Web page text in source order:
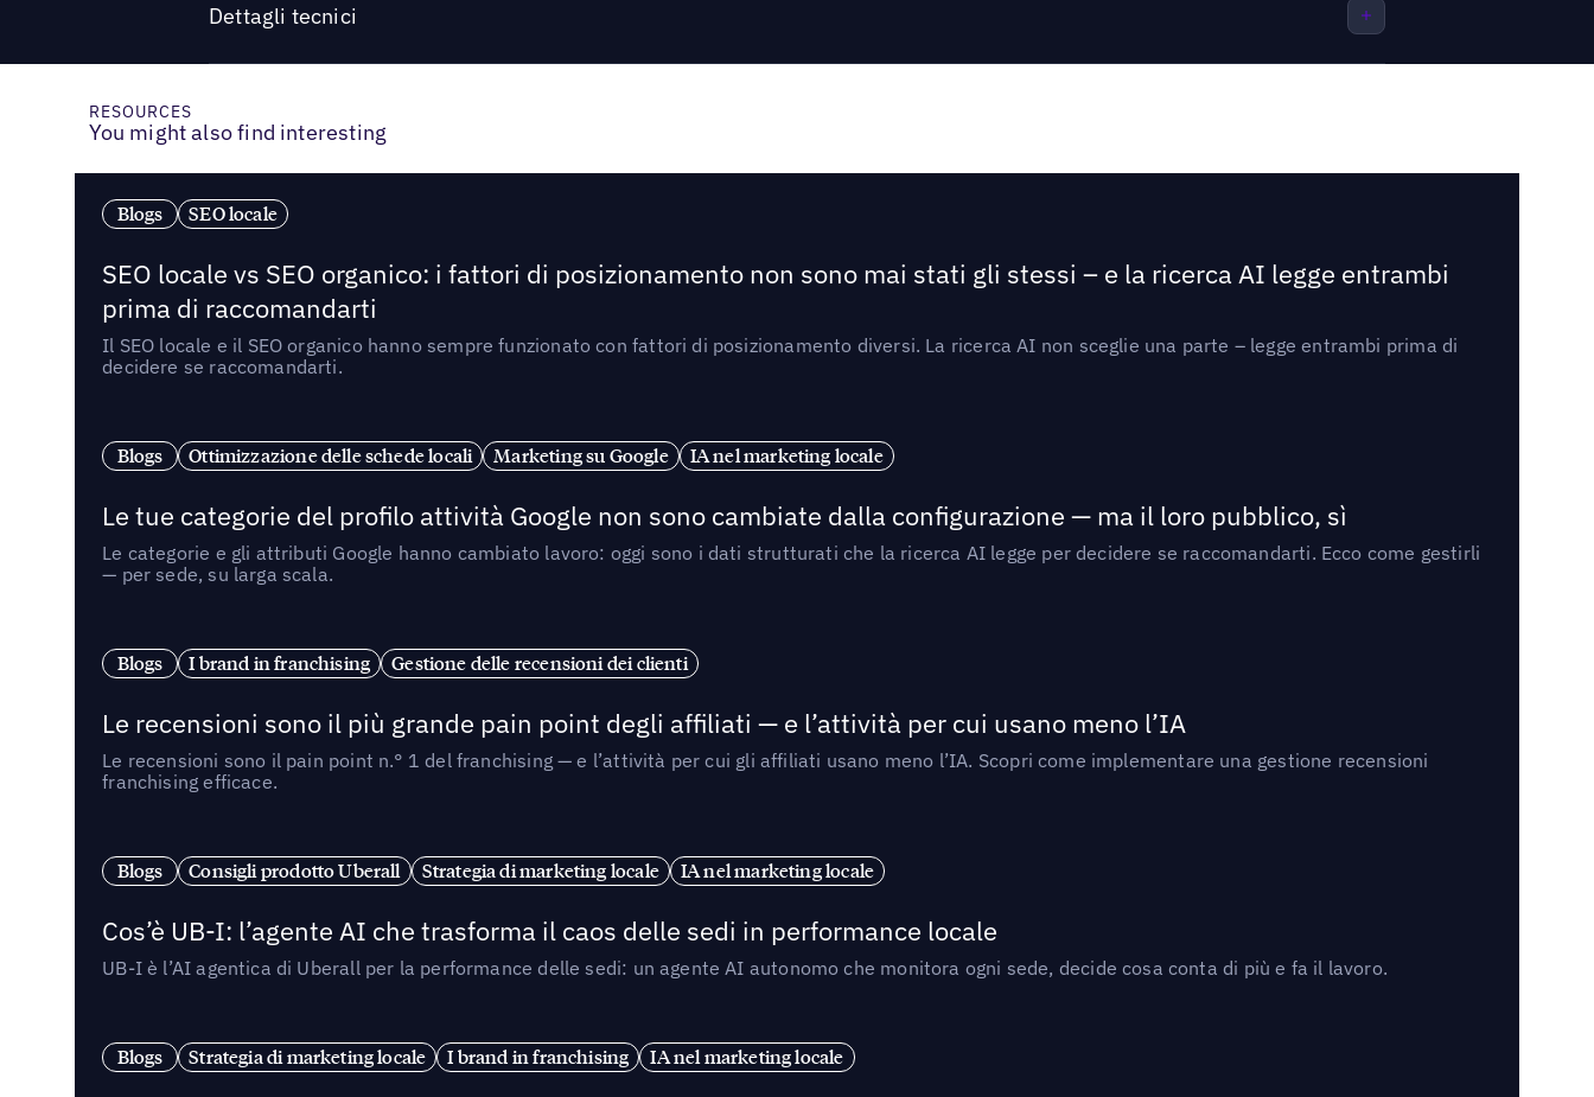
Dettagli tecnici
RESOURCES
You might also find interesting
Blogs SEO locale
SEO locale vs SEO organico: i fattori di posizionamento non sono mai stati gli stessi – e la ricerca AI legge entrambi
prima di raccomandarti
Il SEO locale e il SEO organico hanno sempre funzionato con fattori di posizionamento diversi. La ricerca AI non sceglie una parte – legge entrambi prima di
decidere se raccomandarti.
Blogs Ottimizzazione delle schede locali Marketing su Google IA nel marketing locale
Le tue categorie del profilo attività Google non sono cambiate dalla configurazione — ma il loro pubblico, sì
Le categorie e gli attributi Google hanno cambiato lavoro: oggi sono i dati strutturati che la ricerca AI legge per decidere se raccomandarti. Ecco come gestirli
— per sede, su larga scala.
Blogs I brand in franchising Gestione delle recensioni dei clienti
Le recensioni sono il più grande pain point degli affiliati — e l’attività per cui usano meno l’IA
Le recensioni sono il pain point n.° 1 del franchising — e l’attività per cui gli affiliati usano meno l’IA. Scopri come implementare una gestione recensioni
franchising efficace.
Blogs Consigli prodotto Uberall Strategia di marketing locale IA nel marketing locale
Cos’è UB-I: l’agente AI che trasforma il caos delle sedi in performance locale
UB-I è l’AI agentica di Uberall per la performance delle sedi: un agente AI autonomo che monitora ogni sede, decide cosa conta di più e fa il lavoro.
Blogs Strategia di marketing locale I brand in franchising IA nel marketing locale